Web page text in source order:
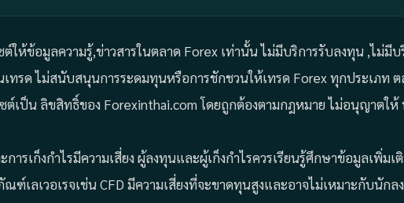
ต์ให้ข้อมูลความรู้,ข่าวสารในตลาด Forex เท่านั้น ไม่มีบริการรับลงทุน ,ไ
ทรด ไม่สนับสนุนการระดมทุนหรือการชักชวนให้เทรด Forex ทุกประเภท
ต์เป็น ลิขสิทธิ์ของ Forexinthai.com โดยถูกต้องตามกฎหมาย ไม่อนุญาตใ
การเก็งกำไรมีความเสี่ยง ผู้ลงทุนและผู้เก็งกำไรควรเรียนรู้ศึกษาข้อมูลเพิ่
ณฑ์เลเวอเรจเช่น CFD มีความเสี่ยงที่จะขาดทุนสูงและอาจไม่เหมาะกับ